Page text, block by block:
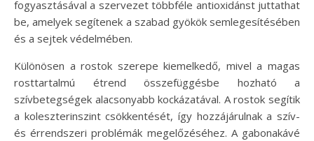
fogyasztásával a szervezet többféle antioxidánst juttathat
be, amelyek segítenek a szabad gyökök semlegesítésében
és a sejtek védelmében.
Különösen a rostok szerepe kiemelkedő, mivel a magas
rosttartalmú étrend összefüggésbe hozható a
szívbetegségek alacsonyabb kockázatával. A rostok segítik
a koleszterinszint csökkentését, így hozzájárulnak a szív-
és érrendszeri problémák megelőzéséhez. A gabonakávé